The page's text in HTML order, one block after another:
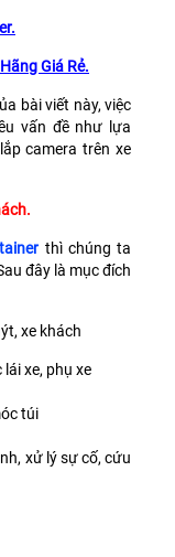
Giá Rẻ.
bài viết này, việc
vấn đề như lựa
camera trên xe
thì chúng ta
đây là mục đích
xe khách
xe, phụ xe
túi
xử lý sự cố, cứu